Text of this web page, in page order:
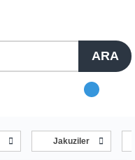
ARA
Jakuziler